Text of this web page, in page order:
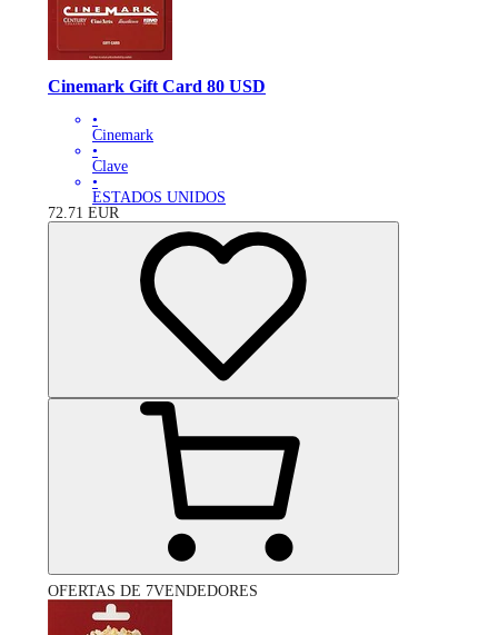
Cinemark Gift Card 80 USD
•
Cinemark
•
Clave
•
ESTADOS UNIDOS
72.71 EUR
OFERTAS DE 7VENDEDORES